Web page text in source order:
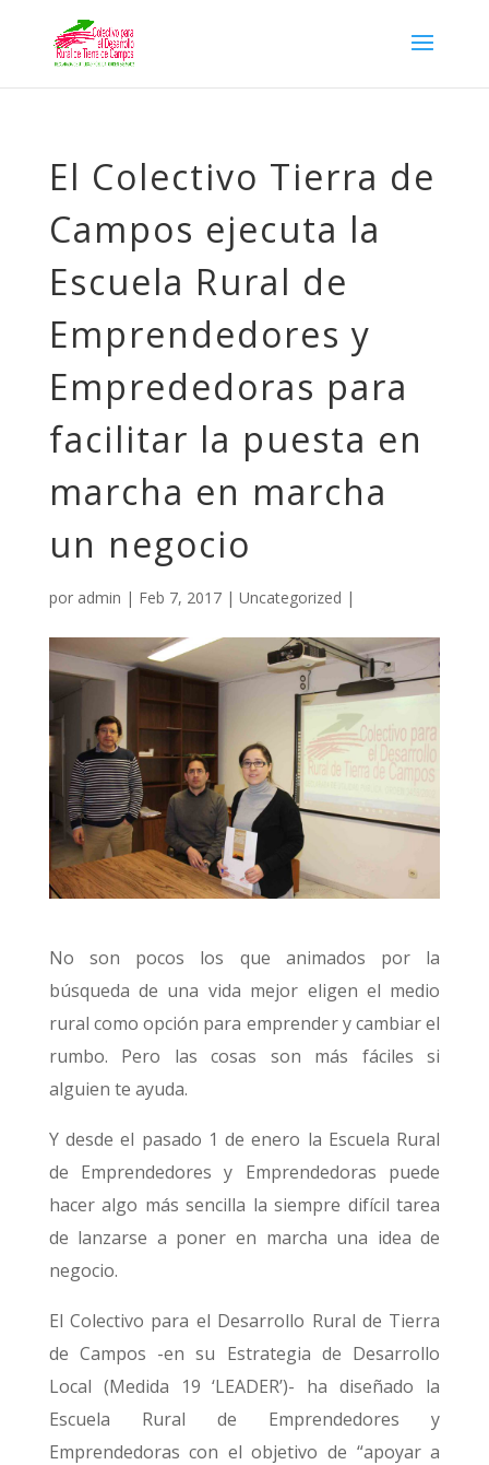
El Colectivo Tierra de
Campos ejecuta la
Escuela Rural de
Emprendedores y
Emprededoras para
facilitar la puesta en
marcha en marcha
un negocio
por admin | Feb 7, 2017| Uncategorized |
No son pocos los que animados por la
búsqueda de una vida mejor eligen el medio
rural como opción para emprender y cambiar el
rumbo. Pero las cosas son más fáciles si
alguien te ayuda.
Y desde el pasado 1 de enero la Escuela Rural
de Emprendedores y Emprendedoras puede
hacer algo más sencilla la siempre difícil tarea
de lanzarse a poner en marcha una idea de
negocio.
El Colectivo para el Desarrollo Rural de Tierra
de Campos -en su Estrategia de Desarrollo
Local (Medida 19 ‘LEADER’)- ha diseñado la
Escuela Rural de Emprendedores y
Emprendedoras con el objetivo de “apoyar a